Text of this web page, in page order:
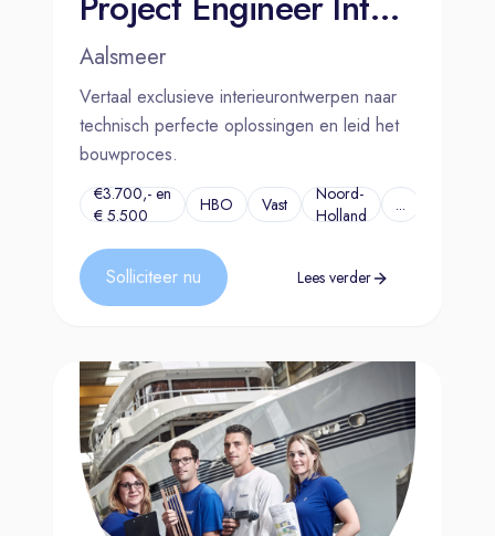
Aalsmeer
Vertaal exclusieve interieurontwerpen naar
technisch perfecte oplossingen en leid het
bouwproces.
€3.700,- en
€ 5.500
HBO Vast
Noord-
Holland
...
Solliciteer nu Lees verder